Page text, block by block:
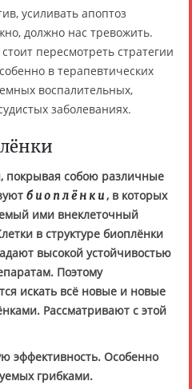
усиливать апоптоз
должно нас тревожить.
пересмотреть стратегии
в терапевтических
воспалительных,
заболеваниях.
покрывая собою различные
биоплёнки , в которых
ими внеклеточный
в структуре биоплёнки
высокой устойчивостью
Поэтому
искать всё новые и новые
Рассматривают с этой
эффективность. Особенно
грибками.